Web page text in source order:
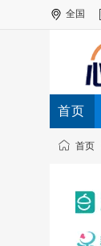
全国
首页
首页